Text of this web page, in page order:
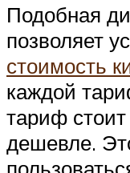
Подобная
позволяет
стоимость
каждой
тариф
дешевле.